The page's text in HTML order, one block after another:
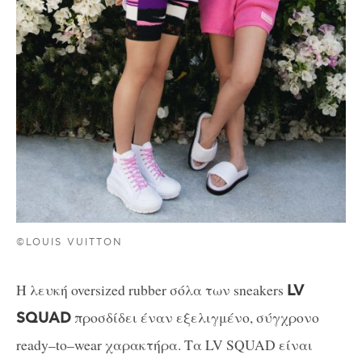
©LOUIS VUITTON
Η λευκή oversizedrubberσόλα των sneakers LV
SQUADπροσδίδει έναν εξελιγμένο, σύγχρονο
ready–to–wearχαρακτήρα. Τα LV SQUAD είναι